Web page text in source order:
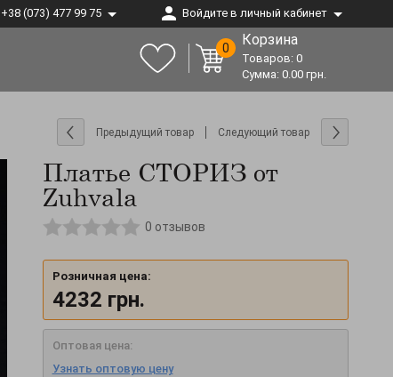
+38 (073) 477 99 75 Войдите в личный кабинет
0 Корзина
Товаров: 0
Сумма: 0.00 грн.
Предыдущий товар Следующий товар
Платье СТОРИЗ от
Zuhvala
0 отзывов
Розничная цена:
4232 грн.
Оптовая цена:
Узнать оптовую цену